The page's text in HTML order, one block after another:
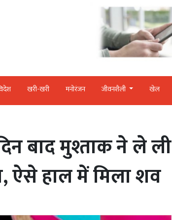
खरी-खरी मनोरंजन जीवनशैली खेल
बाद मुश्ताक ने ले ली
ऐसे हाल में मिला शव